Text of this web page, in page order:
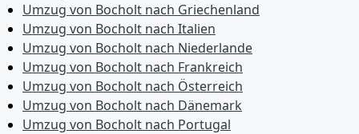
Umzug von Bocholt nach Griechenland
Umzug von Bocholt nach Italien
Umzug von Bocholt nach Niederlande
Umzug von Bocholt nach Frankreich
Umzug von Bocholt nach Österreich
Umzug von Bocholt nach Dänemark
Umzug von Bocholt nach Portugal